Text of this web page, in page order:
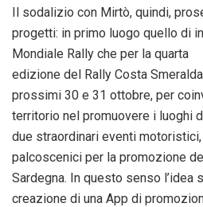
Il sodalizio con Mirtò, quindi,
progetti: in primo luogo quello di
Mondiale Rally che per la quarta
edizione del Rally Costa
prossimi 30 e 31 ottobre, per
territorio nel promuovere i luoghi
due straordinari eventi
palcoscenici per la promozione
Sardegna. In questo senso l’idea
creazione di una App di